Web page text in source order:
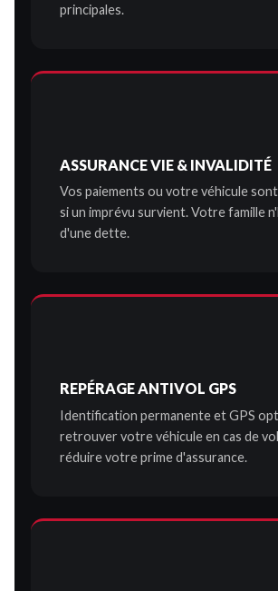
principales.
ASSURANCE VIE & INVALIDITÉ
Vos paiements ou votre véhicule
si un imprévu survient. Votre famille
d'une dette.
REPÉRAGE ANTIVOL GPS
Identification permanente et GPS
retrouver votre véhicule en cas de
réduire votre prime d'assurance.